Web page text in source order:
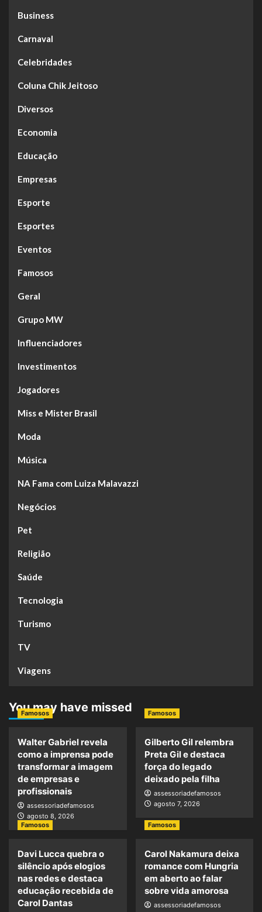
Business
Carnaval
Celebridades
Coluna Chik Jeitoso
Diversos
Economia
Educação
Empresas
Esporte
Esportes
Eventos
Famosos
Geral
Grupo MW
Influenciadores
Investimentos
Jogadores
Miss e Mister Brasil
Moda
Música
NA Fama com Luiza Malavazzi
Negócios
Pet
Religião
Saúde
Tecnologia
Turismo
TV
Viagens
You may have missed
Famosos
Walter Gabriel revela
como a imprensa pode
transformar a imagem
de empresas e
profissionais
assessoriadefamosos
agosto 8, 2026
Famosos
Gilberto Gil relembra
Preta Gil e destaca
força do legado
deixado pela filha
assessoriadefamosos
agosto 7, 2026
Famosos
Davi Lucca quebra o
silêncio após elogios
nas redes e destaca
educação recebida de
Carol Dantas
Famosos
Carol Nakamura deixa
romance com Hungria
em aberto ao falar
sobre vida amorosa
assessoriadefamosos